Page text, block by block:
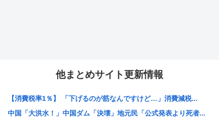
他まとめサイト更新情報
【消費税率1％】 「下げるのが筋なんですけど…」消費減税...
中国「大洪水！」中国ダム「決壊」地元民「公式発表より死者...